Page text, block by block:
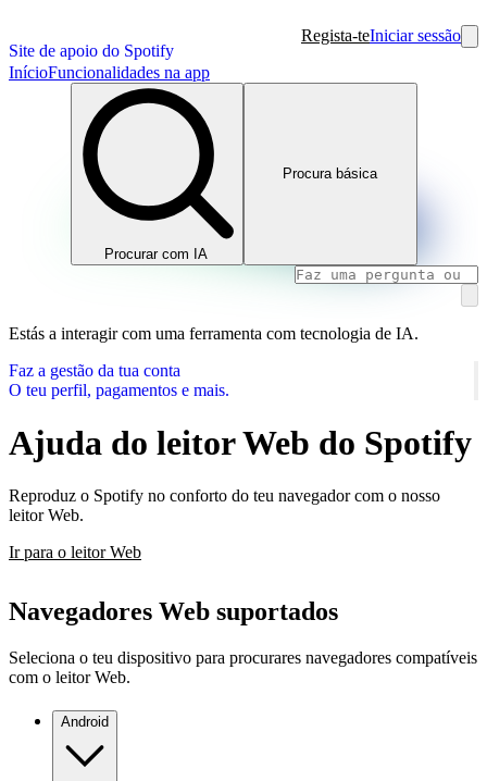
Site de apoio do Spotify
Regista-teIniciar sessão
InícioFuncionalidades na app
Procurar com IA
Procura básica
Estás a interagir com uma ferramenta com tecnologia de IA.
Faz a gestão da tua conta
O teu perfil, pagamentos e mais.
Ajuda do leitor Web do Spotify
Reproduz o Spotify no conforto do teu navegador com o nosso
leitor Web.
Ir para o leitor Web
Navegadores Web suportados
Seleciona o teu dispositivo para procurares navegadores compatíveis
com o leitor Web.
Android